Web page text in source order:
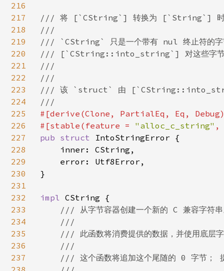
216
217
218
219
220
221
222
223
224
225
226
227
228
229
230
231
232
233
234
235
236
237
/// 将 [`CString`] 转换为 [`String`] 时，
///
/// `CString` 只是一个带有 nul 终止符的字
/// [`CString::into_string`] 对这些字节执
///
///
/// 该 `struct` 由
#[derive(Clone, PartialEq, Eq,
#[stable(feature = "alloc_c_string" ,
pub struct IntoStringError {
    inner: CString,
    error: Utf8Error,
}
impl CString {
/// 从字节容器创建一个新的 C 兼容字符串
    ///
/// 此函数将消费提供的数据，并使用底层
    ///
/// 这个函数将追加这个尾随的 0 字节；